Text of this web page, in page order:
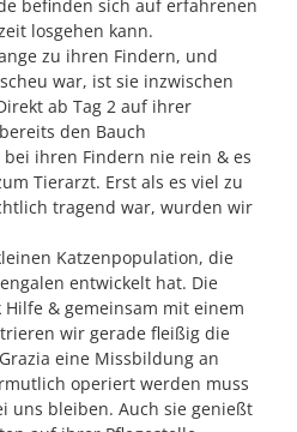
befinden sich auf erfahrenen
losgehen kann.
zu ihren Findern, und
war, ist sie inzwischen
ab Tag 2 auf ihrer
den Bauch
ihren Findern nie rein & es
Tierarzt. Erst als es viel zu
tragend war, wurden wir
Katzenpopulation, die
entwickelt hat. Die
Hilfe & gemeinsam mit einem
wir gerade fleißig die
eine Missbildung an
operiert werden muss
uns bleiben. Auch sie genießt